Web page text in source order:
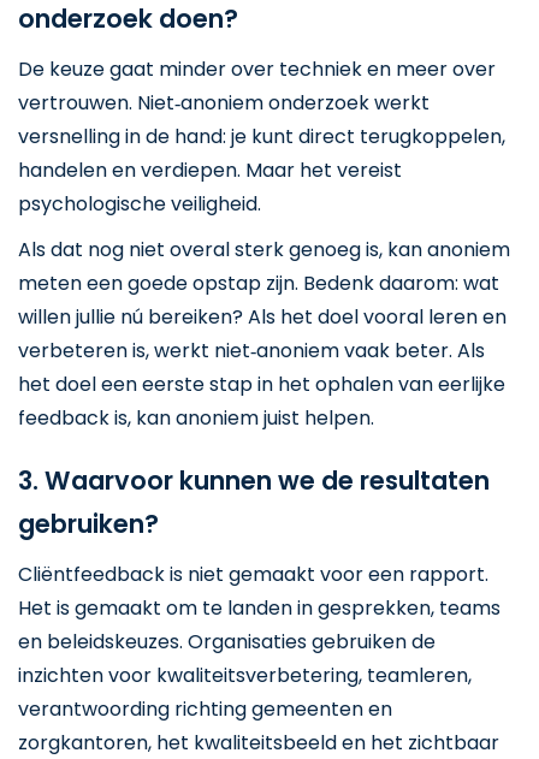
onderzoek doen?
De keuze gaat minder over techniek en meer over
vertrouwen. Niet‑anoniem onderzoek werkt
versnelling in de hand: je kunt direct terugkoppelen,
handelen en verdiepen. Maar het vereist
psychologische veiligheid.
Als dat nog niet overal sterk genoeg is, kan anoniem
meten een goede opstap zijn. Bedenk daarom: wat
willen jullie nú bereiken? Als het doel vooral leren en
verbeteren is, werkt niet‑anoniem vaak beter. Als
het doel een eerste stap in het ophalen van eerlijke
feedback is, kan anoniem juist helpen.
3. Waarvoor kunnen we de resultaten
gebruiken?
Cliëntfeedback is niet gemaakt voor een rapport.
Het is gemaakt om te landen in gesprekken, teams
en beleidskeuzes. Organisaties gebruiken de
inzichten voor kwaliteitsverbetering, teamleren,
verantwoording richting gemeenten en
zorgkantoren, het kwaliteitsbeeld en het zichtbaar